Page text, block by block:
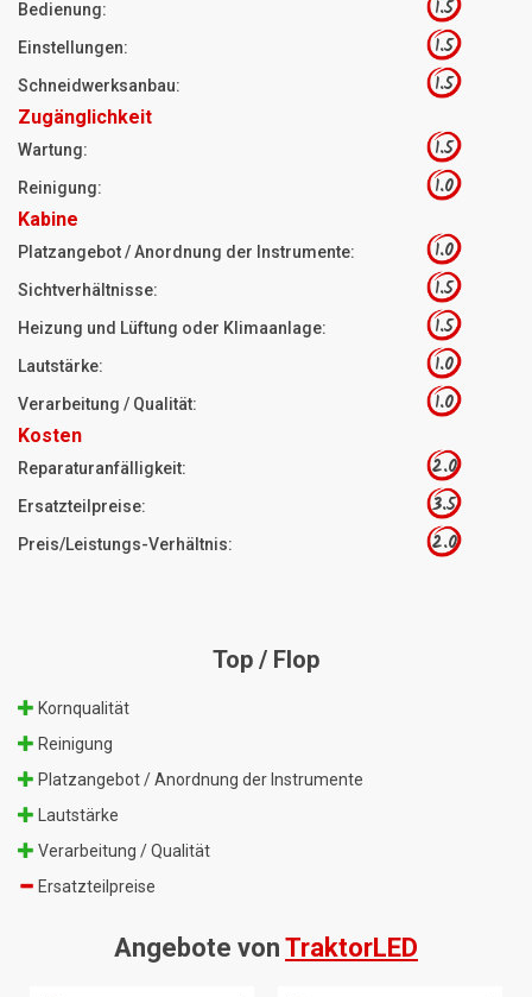
Bedienung: 1.5
Einstellungen: 1.5
Schneidwerksanbau: 1.5
Zugänglichkeit
Wartung: 1.5
Reinigung: 1.0
Kabine
Platzangebot / Anordnung der Instrumente: 1.0
Sichtverhältnisse: 1.5
Heizung und Lüftung oder Klimaanlage: 1.5
Lautstärke: 1.0
Verarbeitung / Qualität: 1.0
Kosten
Reparaturanfälligkeit: 2.0
Ersatzteilpreise: 3.5
Preis/Leistungs-Verhältnis: 2.0
Top / Flop
Kornqualität
Reinigung
Platzangebot / Anordnung der Instrumente
Lautstärke
Verarbeitung / Qualität
Ersatzteilpreise
Angebote von TraktorLED